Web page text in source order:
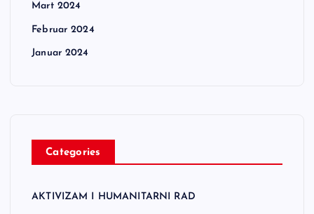
Mart 2024
Februar 2024
Januar 2024
Categories
AKTIVIZAM I HUMANITARNI RAD